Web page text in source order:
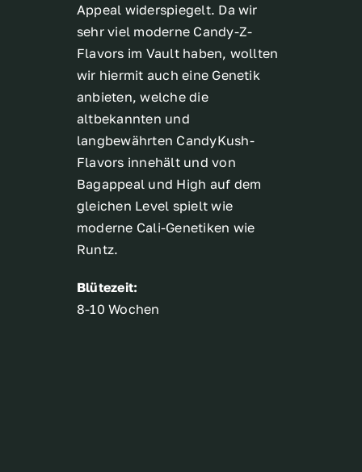
Appeal widerspiegelt. Da wir
sehr viel moderne Candy-Z-
Flavors im Vault haben, wollten
wir hiermit auch eine Genetik
anbieten, welche die
altbekannten und
langbewährten CandyKush-
Flavors innehält und von
Bagappeal und High auf dem
gleichen Level spielt wie
moderne Cali-Genetiken wie
Runtz.
Blütezeit:
8-10 Wochen